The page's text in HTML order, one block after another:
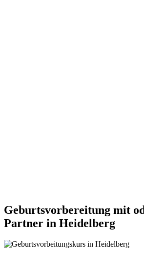
Geburtsvorbereitung mit
Partner in Heidelberg